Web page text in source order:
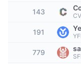
Trending
Aankomend
Recent
Indicatoren
Fear & greed
Derivaten
Prijzen
Bronnen
Nieuwsbrief
CMC Launch
CMC Labs
143
191 YFI
779 SFI